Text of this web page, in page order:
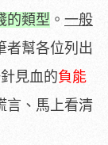
的類型 。 一般
者幫各位列出
見血的負能
言、馬上看清